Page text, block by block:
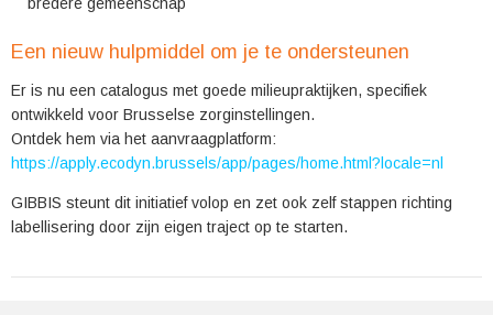
Een nieuw hulpmiddel om je te ondersteunen
Er is nu een catalogus met goede milieupraktijken, specifiek
ontwikkeld voor Brusselse zorginstellingen.
Ontdek hem via het aanvraagplatform:
https://apply.ecodyn.brussels/app/pages/home.html?locale=nl
GIBBIS steunt dit initiatief volop en zet ook zelf stappen richting
labellisering door zijn eigen traject op te starten.